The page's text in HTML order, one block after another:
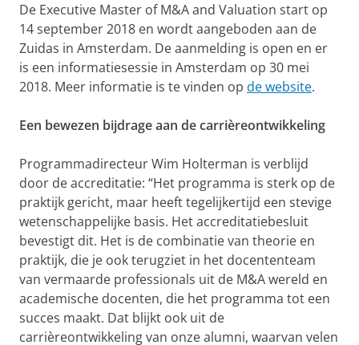
De Executive Master of M&A and Valuation start op
14 september 2018 en wordt aangeboden aan de
Zuidas in Amsterdam. De aanmelding is open en er
is een informatiesessie in Amsterdam op 30 mei
2018. Meer informatie is te vinden op de website.
Een bewezen bijdrage aan de carrièreontwikkeling
Programmadirecteur Wim Holterman is verblijd
door de accreditatie: “Het programma is sterk op de
praktijk gericht, maar heeft tegelijkertijd een stevige
wetenschappelijke basis. Het accreditatiebesluit
bevestigt dit. Het is de combinatie van theorie en
praktijk, die je ook terugziet in het docententeam
van vermaarde professionals uit de M&A wereld en
academische docenten, die het programma tot een
succes maakt. Dat blijkt ook uit de
carrièreontwikkeling van onze alumni, waarvan velen